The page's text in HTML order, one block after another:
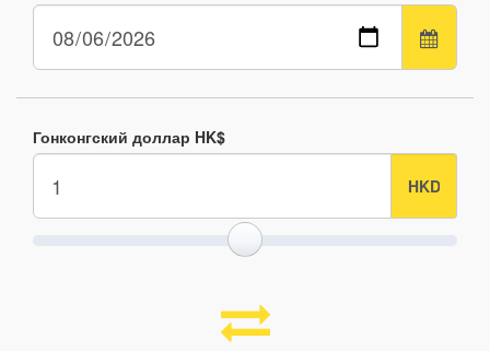
Гонконгский доллар HK$